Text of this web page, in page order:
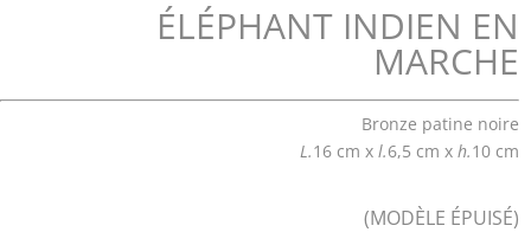
ÉLÉPHANT INDIEN EN
MARCHE
Bronze patine noire
L.16 cm x l.6,5 cm x h.10 cm
(MODÈLE ÉPUISÉ)